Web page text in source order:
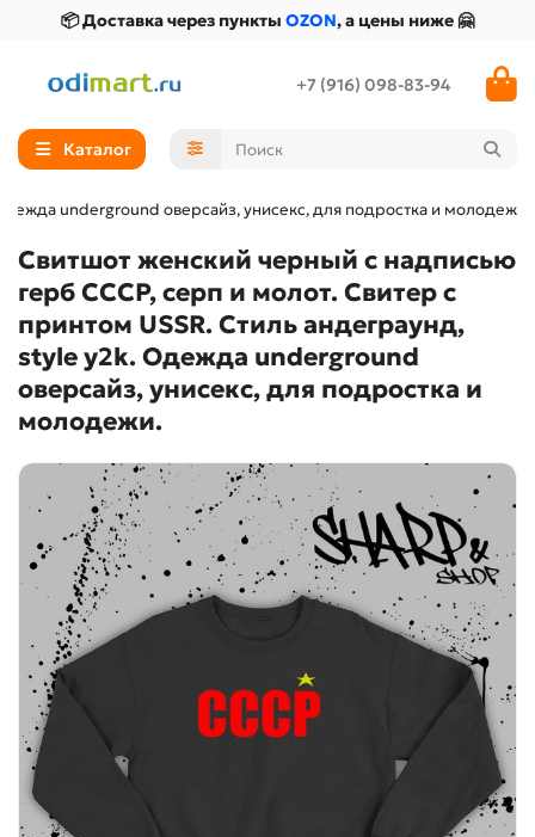
📦 Доставка через пункты OZON, а цены ниже 🤗
+7 (916) 098-83-94
Каталог
underground оверсайз, унисекс, для подростка и молодежи.
Свитшот женский черный с надписью
герб СССР, серп и молот. Свитер с
принтом USSR. Стиль андеграунд,
style y2k. Одежда underground
оверсайз, унисекс, для подростка и
молодежи.